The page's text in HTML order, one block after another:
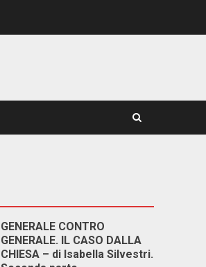
GENERALE CONTRO
GENERALE. IL CASO DALLA
CHIESA – di Isabella Silvestri.